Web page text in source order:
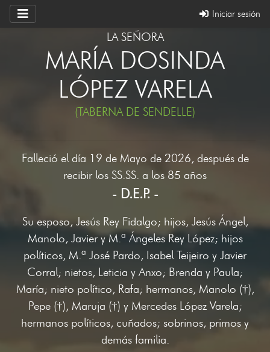
Iniciar sesión
LA SEÑORA
MARÍA DOSINDA
LÓPEZ VARELA
(TABERNA DE SENDELLE)
Falleció el día 19 de Mayo de 2026, después de
recibir los SS.SS. a los 85 años
- D.E.P. -
Su esposo, Jesús Rey Fidalgo; hijos, Jesús Ángel,
Manolo, Javier y M.ª Ángeles Rey López; hijos
políticos, M.ª José Pardo, Isabel Teijeiro y Javier
Corral; nietos, Leticia y Anxo; Brenda y Paula;
María; nieto político, Rafa; hermanos, Manolo (†),
Pepe (†), Maruja (†) y Mercedes López Varela;
hermanos políticos, cuñados; sobrinos, primos y
demás familia.